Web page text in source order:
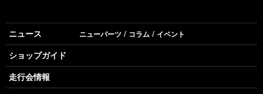
ニュース ニューパーツ コラム イベント
ショップガイド
走行会情報